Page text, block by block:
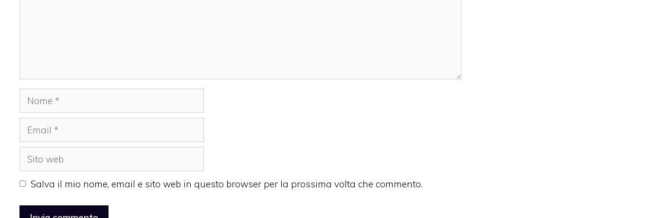
Nome
Email
Sito
web
Salva il mio nome, email e sito web in questo browser per la prossima volta che commento.